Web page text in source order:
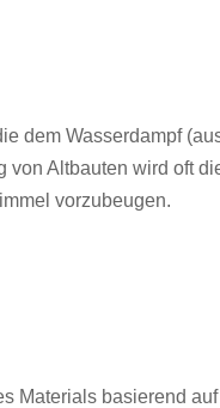
dem Wasserdampf
Altbauten wird oft
vorzubeugen.
Materials basierend